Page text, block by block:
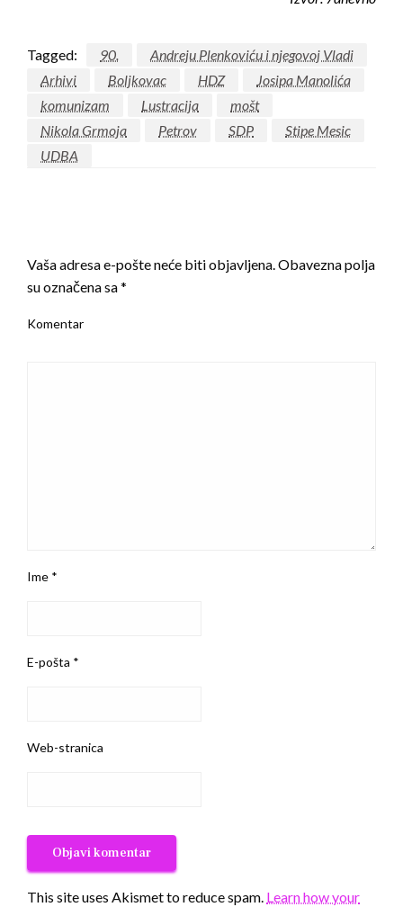
Tagged: 90.
Andreju Plenkoviću i njegovoj Vladi
Arhivi
Boljkovac HDZ
Josipa Manolića
komunizam
Lustracija
mošt
Nikola Grmoja
Petrov SDP
Stipe Mesic
UDBA
Vaša adresa e-pošte neće biti objavljena.Obavezna polja
su označena sa*
Komentar
Ime *
E-pošta *
Web-stranica
This site uses Akismet to reduce spam. Learn how your